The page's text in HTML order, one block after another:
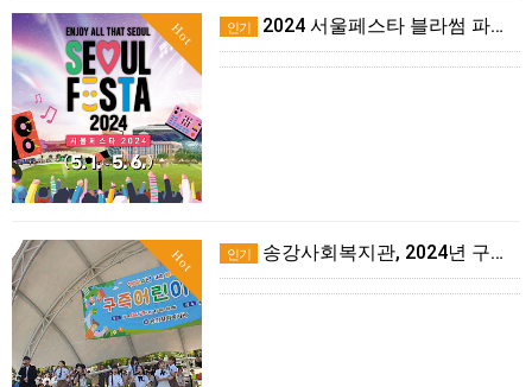
Hot 인기 2024 서울페스타 블라썸 파티에 AFSTARZ가 갑니다!
Hot 인기 송강사회복지관, 2024년 구즉어린이축제 성료